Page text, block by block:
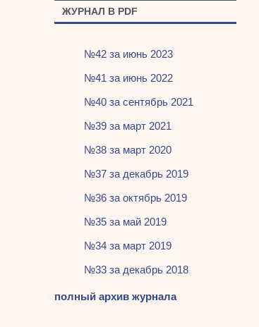
ЖУРНАЛ В PDF
№42 за июнь 2023
№41 за июнь 2022
№40 за сентябрь 2021
№39 за март 2021
№38 за март 2020
№37 за декабрь 2019
№36 за октябрь 2019
№35 за май 2019
№34 за март 2019
№33 за декабрь 2018
полный архив журнала